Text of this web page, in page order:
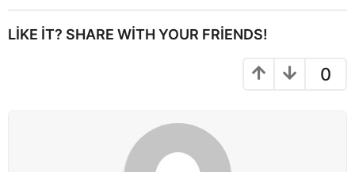
P
LIKE IT? SHARE WITH YOUR FRIENDS!
0